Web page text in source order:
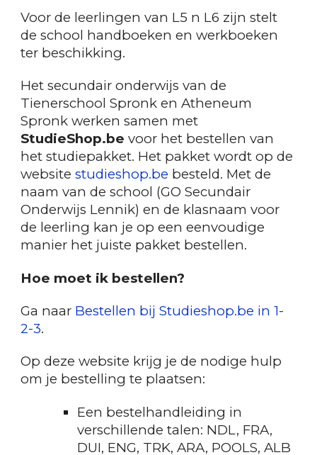
Voor de leerlingen van L5 n L6 zijn stelt
de school handboeken en werkboeken
ter beschikking.
Het secundair onderwijs van de
Tienerschool Spronk en Atheneum
Spronk werken samen met
StudieShop.bevoor het bestellen van
het studiepakket. Het pakket wordt op de
websitestudieshop.be besteld. Met de
naam van de school (GO Secundair
Onderwijs Lennik) en de klasnaam voor
de leerling kan je op een eenvoudige
manier het juiste pakket bestellen.
Hoe moet ik bestellen?
Ga naar Bestellen bij Studieshop.be in 1-
2-3.
Op deze website krijg je de nodige hulp
om je bestelling te plaatsen:
Een bestelhandleiding in
verschillende talen: NDL, FRA,
DUI, ENG, TRK, ARA, POOLS, ALB